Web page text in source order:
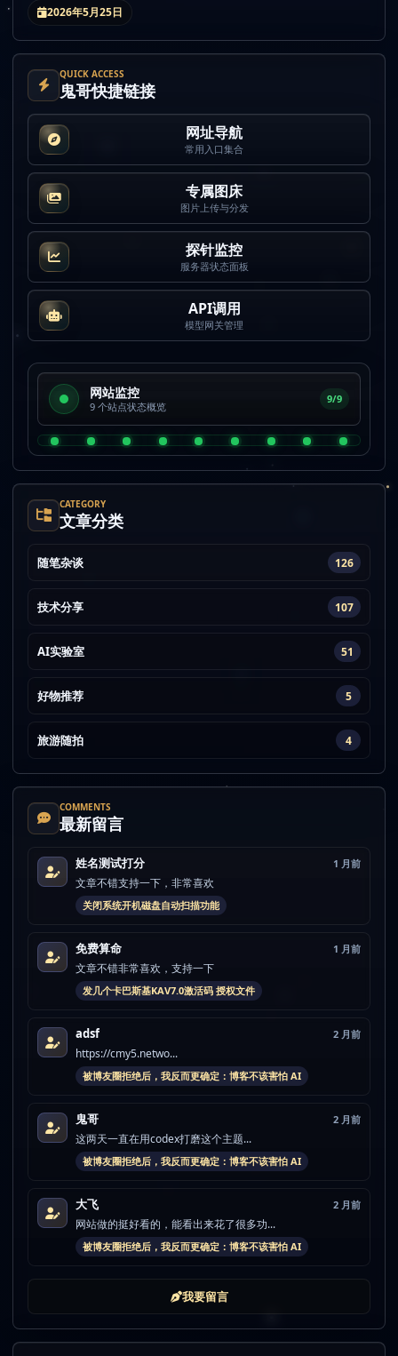
2026年5月25日
QUICK ACCESS
鬼哥快捷链接
网址导航
常用入口集合
专属图床
图片上传与分发
探针监控
服务器状态面板
API调用
模型网关管理
网站监控
9 个站点状态概览
9/9
CATEGORY
文章分类
随笔杂谈 126
技术分享 107
AI实验室 51
好物推荐 5
旅游随拍 4
COMMENTS
最新留言
姓名测试打分 1 月前
文章不错支持一下，非常喜欢
关闭系统开机磁盘自动扫描功能
免费算命 1 月前
文章不错非常喜欢，支持一下
发几个卡巴斯基KAV7.0激活码 授权文件
adsf 2 月前
https://cmy5.netwo...
被博友圈拒绝后，我反而更确定：博客不该害怕 AI
鬼哥 2 月前
这两天一直在用codex打磨这个主题...
被博友圈拒绝后，我反而更确定：博客不该害怕 AI
大飞 2 月前
网站做的挺好看的，能看出来花了很多功...
被博友圈拒绝后，我反而更确定：博客不该害怕 AI
我要留言